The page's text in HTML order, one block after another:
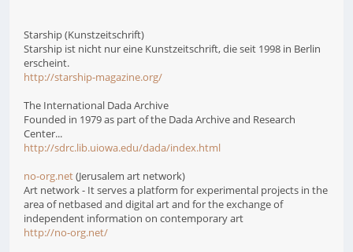
Starship (Kunstzeitschrift)
Starship ist nicht nur eine Kunstzeitschrift, die seit 1998 in Berlin
erscheint.
http://starship-magazine.org/
The International Dada Archive
Founded in 1979 as part of the Dada Archive and Research
Center...
http://sdrc.lib.uiowa.edu/dada/index.html
no-org.net(Jerusalem art network)
Art network - It serves a platform for experimental projects in the
area of netbased and digital art and for the exchange of
independent information on contemporary art
http://no-org.net/